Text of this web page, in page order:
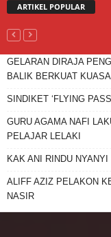
ARTIKEL POPULAR
GELARAN DIRAJA
BALIK BERKUAT
SINDIKET ‘FLYING
GURU AGAMA NAFI
PELAJAR LELAKI
KAK ANI RINDU
ALIFF AZIZ PELAKON
NASIR